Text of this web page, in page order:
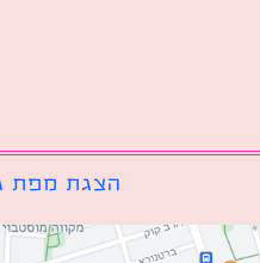
הצגת מפת